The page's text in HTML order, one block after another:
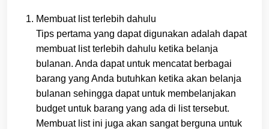
Membuat list terlebih dahulu
Tips pertama yang dapat digunakan adalah dapat
membuat list terlebih dahulu ketika belanja
bulanan. Anda dapat untuk mencatat berbagai
barang yang Anda butuhkan ketika akan belanja
bulanan sehingga dapat untuk membelanjakan
budget untuk barang yang ada di list tersebut.
Membuat list ini juga akan sangat berguna untuk